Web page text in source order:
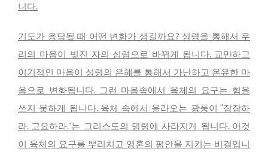
니다.
기도가 응답될 때 어떤 변화가 생길까요? 성령을 통해서 우
리의 마음이 빚진 자의 심령으로 바뀌게 됩니다. 교만하고
이기적인 마음이 성령의 은혜를 통해서 가난하고 온유한 마
음으로 변화됩니다. 그런 마음속에서 육체의 요구는 힘을
쓰지 못하게 됩니다. 육체 속에서 올라오는 광풍이 “잠잠하
라. 고요하라.”는 그리스도의 명령에 사라지게 됩니다. 이것
이 육체의 요구를 뿌리치고 영혼의 평안을 지키는 비결입니